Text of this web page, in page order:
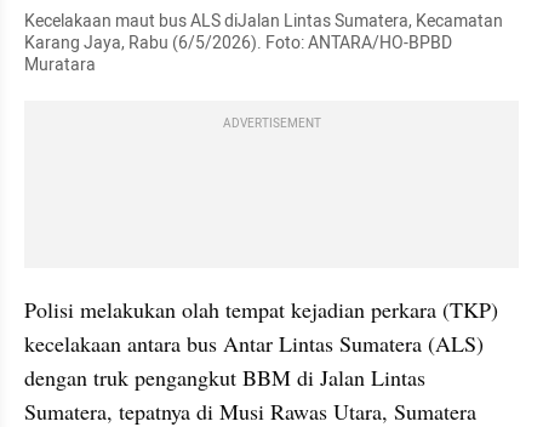
Kecelakaan maut bus ALS diJalan Lintas Sumatera, Kecamatan
Karang Jaya, Rabu (6/5/2026). Foto: ANTARA/HO-BPBD
Muratara
ADVERTISEMENT
Polisi melakukan olah tempat kejadian perkara (TKP)
kecelakaan antara bus Antar Lintas Sumatera (ALS)
dengan truk pengangkut BBM di Jalan Lintas
Sumatera, tepatnya di Musi Rawas Utara, Sumatera